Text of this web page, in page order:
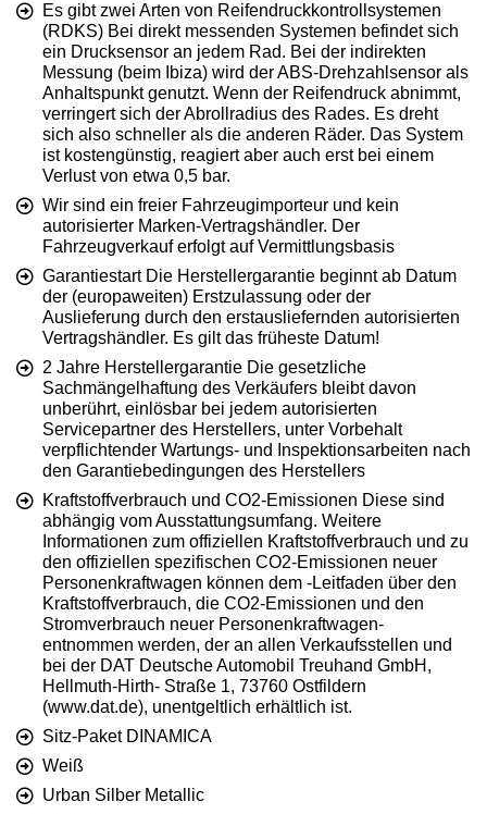
Es gibt zwei Arten von Reifendruckkontrollsystemen
(RDKS) Bei direkt messenden Systemen befindet sich
ein Drucksensor an jedem Rad. Bei der indirekten
Messung (beim Ibiza) wird der ABS-Drehzahlsensor als
Anhaltspunkt genutzt. Wenn der Reifendruck abnimmt,
verringert sich der Abrollradius des Rades. Es dreht
sich also schneller als die anderen Räder. Das System
ist kostengünstig, reagiert aber auch erst bei einem
Verlust von etwa 0,5 bar.
Wir sind ein freier Fahrzeugimporteur und kein
autorisierter Marken-Vertragshändler. Der
Fahrzeugverkauf erfolgt auf Vermittlungsbasis
Garantiestart Die Herstellergarantie beginnt ab Datum
der (europaweiten) Erstzulassung oder der
Auslieferung durch den erstausliefernden autorisierten
Vertragshändler. Es gilt das früheste Datum!
2 Jahre Herstellergarantie Die gesetzliche
Sachmängelhaftung des Verkäufers bleibt davon
unberührt, einlösbar bei jedem autorisierten
Servicepartner des Herstellers, unter Vorbehalt
verpflichtender Wartungs- und Inspektionsarbeiten nach
den Garantiebedingungen des Herstellers
Kraftstoffverbrauch und CO2-Emissionen Diese sind
abhängig vom Ausstattungsumfang. Weitere
Informationen zum offiziellen Kraftstoffverbrauch und zu
den offiziellen spezifischen CO2-Emissionen neuer
Personenkraftwagen können dem -Leitfaden über den
Kraftstoffverbrauch, die CO2-Emissionen und den
Stromverbrauch neuer Personenkraftwagen-
entnommen werden, der an allen Verkaufsstellen und
bei der DAT Deutsche Automobil Treuhand GmbH,
Hellmuth-Hirth- Straße 1, 73760 Ostfildern
(www.dat.de), unentgeltlich erhältlich ist.
Sitz-Paket DINAMICA
Weiß
Urban Silber Metallic